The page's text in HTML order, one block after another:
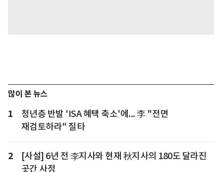
많이 본 뉴스
1
청년층 반발 'ISA 혜택 축소'에... 李 "전면
재검토하라" 질타
2
[사설] 6년 전 李지사와 현재 秋지사의 180도 달라진
곳간 사정